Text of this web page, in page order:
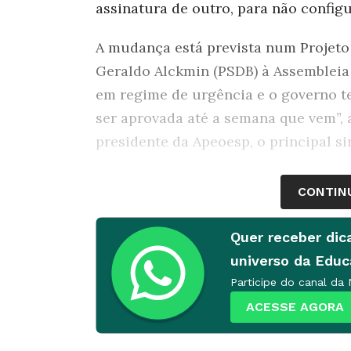
assinatura de outro, para não
A mudança está prevista num
Geraldo Alckmin (PSDB) à
em regime de urgência e o governo
ser aprovada até a semana que
presidente da Apeoesp, o principal
professores da categoria
recebem em São Paulo – cujos
poderão ser recontratados em
com as férias escolares. “Isso é
Do contrário, acho que a rede teria
Maria Izabel.
As versões sobre a
Quer receber
universo da
Participe do canal da
ACESSE AGORA